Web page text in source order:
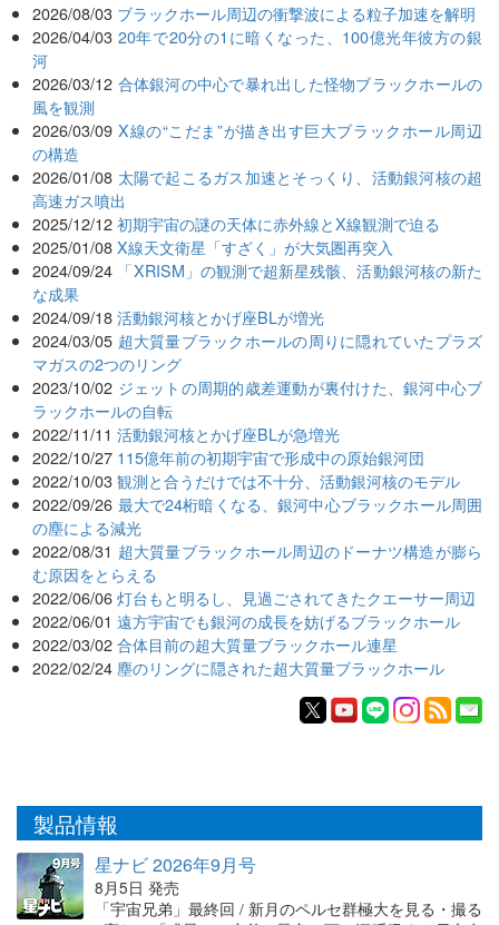
2026/08/03 ブラックホール周辺の衝撃波による粒子加速を解明
2026/04/03 20年で20分の1に暗くなった、100億光年彼方の銀
河
2026/03/12 合体銀河の中心で暴れ出した怪物ブラックホールの
風を観測
2026/03/09 X線の“こだま”が描き出す巨大ブラックホール周辺
の構造
2026/01/08 太陽で起こるガス加速とそっくり、活動銀河核の超
高速ガス噴出
2025/12/12 初期宇宙の謎の天体に赤外線とX線観測で迫る
2025/01/08 X線天文衛星「すざく」が大気圏再突入
2024/09/24 「XRISM」の観測で超新星残骸、活動銀河核の新た
な成果
2024/09/18 活動銀河核とかげ座BLが増光
2024/03/05 超大質量ブラックホールの周りに隠れていたプラズ
マガスの2つのリング
2023/10/02 ジェットの周期的歳差運動が裏付けた、銀河中心ブ
ラックホールの自転
2022/11/11 活動銀河核とかげ座BLが急増光
2022/10/27 115億年前の初期宇宙で形成中の原始銀河団
2022/10/03 観測と合うだけでは不十分、活動銀河核のモデル
2022/09/26 最大で24桁暗くなる、銀河中心ブラックホール周囲
の塵による減光
2022/08/31 超大質量ブラックホール周辺のドーナツ構造が膨ら
む原因をとらえる
2022/06/06 灯台もと明るし、見過ごされてきたクエーサー周辺
2022/06/01 遠方宇宙でも銀河の成長を妨げるブラックホール
2022/03/02 合体目前の超大質量ブラックホール連星
2022/02/24 塵のリングに隠された超大質量ブラックホール
製品情報
星ナビ 2026年9月号
8月5日 発売
「宇宙兄弟」最終回 / 新月のペルセ群極大を見る・撮る